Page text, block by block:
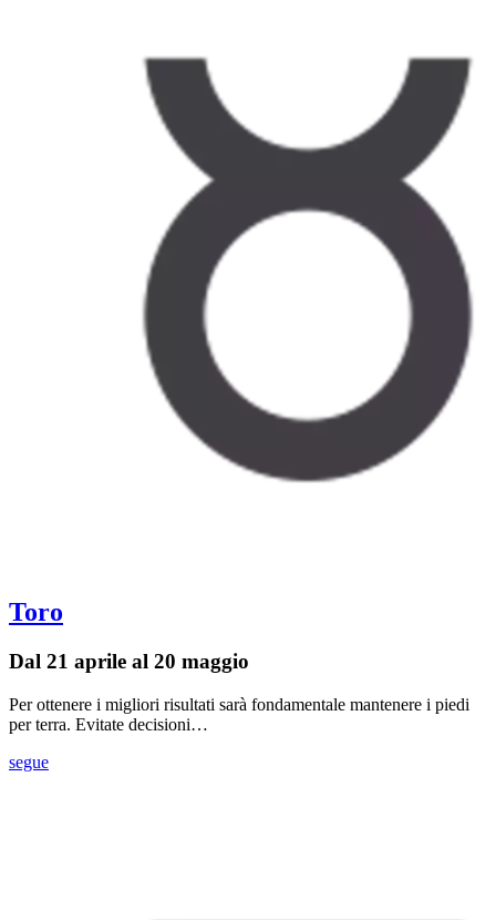
Toro
Dal 21 aprile al 20 maggio
Per ottenere i migliori risultati sarà fondamentale mantenere i piedi
per terra. Evitate decisioni…
segue